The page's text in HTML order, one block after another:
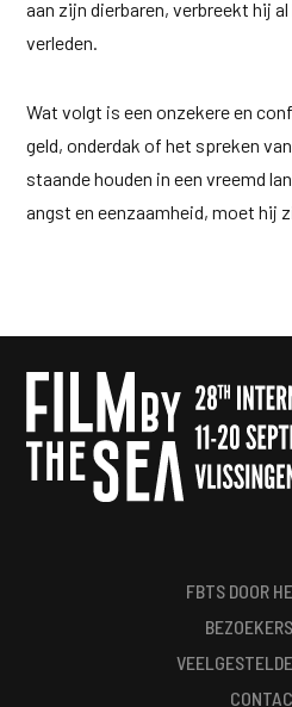
aan zijn dierbaren, verbreekt hij
verleden.
Wat volgt is een onzekere en
geld, onderdak of het spreken
staande houden in een vreemd
angst en eenzaamheid, moet hij
FBTS DOOR